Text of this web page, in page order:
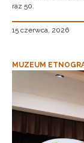
raz 50.
15 czerwca, 2026
MUZEUM